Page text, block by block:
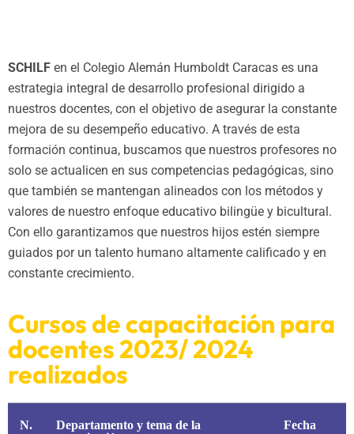
SCHILF en el Colegio Alemán Humboldt Caracas es una
estrategia integral de desarrollo profesional dirigido a
nuestros docentes, con el objetivo de asegurar la constante
mejora de su desempeño educativo. A través de esta
formación continua, buscamos que nuestros profesores no
solo se actualicen en sus competencias pedagógicas, sino
que también se mantengan alineados con los métodos y
valores de nuestro enfoque educativo bilingüe y bicultural.
Con ello garantizamos que nuestros hijos estén siempre
guiados por un talento humano altamente calificado y en
constante crecimiento.
Cursos de capacitación para
docentes 2023/ 2024
realizados
N.
Departamento y tema de la
Fecha